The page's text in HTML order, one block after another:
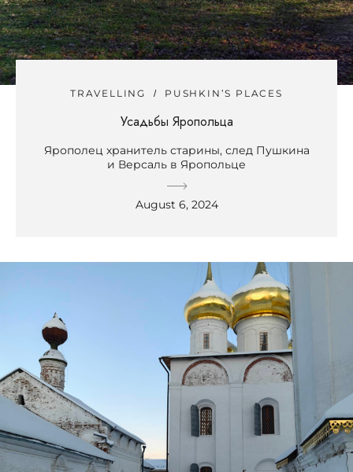
TRAVELLING PUSHKIN’S PLACES
Усадьбы Яропольца
Ярополец хранитель старины, след Пушкина
и Версаль в Яропольце
August 6, 2024